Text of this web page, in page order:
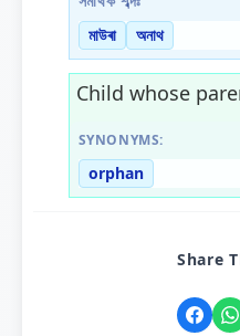
মাউৰা
অনাথ
Child whose
SYNONYMS:
orphan
Share